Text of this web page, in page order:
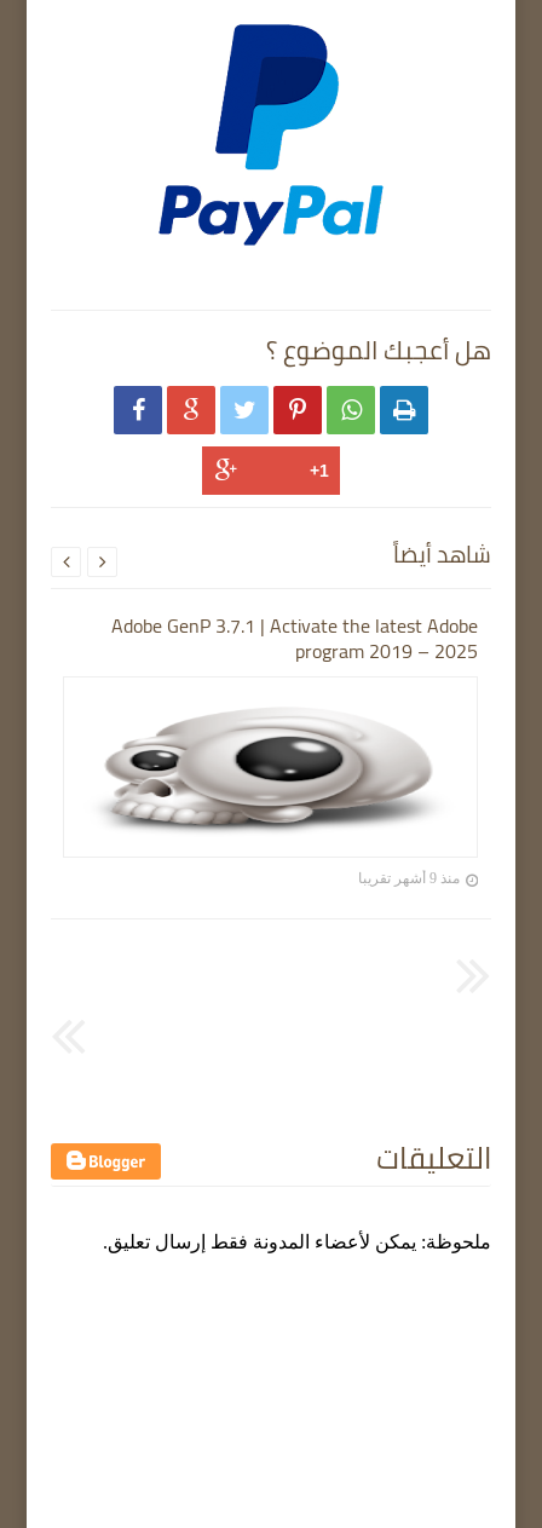
هل أعجبك الموضوع ؟
     
شاهد أيضاً
Adobe GenP 3.7.1 | Activate the latest Adobe
program 2019 – 2025
منذ 9 أشهر تقريبا
 
التعليقات
ملحوظة: يمكن لأعضاء المدونة فقط إرسال تعليق.